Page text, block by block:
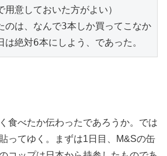
意しておいた方がよい）
のは、なんで3本しか買ってこなか
は絶対6本にしよう、であった。
食べたか伝わったであろうか。では
ってゆく。まずは1日目、M&Sの缶